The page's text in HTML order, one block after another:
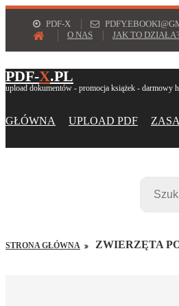
PDF-X
O NAS
JAK TO DZIAŁA?
PDF-X.PL
upload dokumentów - promocja książek - darmowy
GŁÓWNA UPLOAD PDF
STRONA GŁÓWNA ZWIERZĘTA